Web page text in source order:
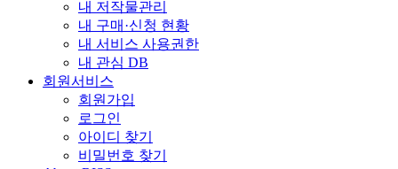
내 저작물관리
내 구매·신청 현황
내 서비스 사용권한
내 관심 DB
회원서비스
회원가입
로그인
아이디 찾기
비밀번호 찾기